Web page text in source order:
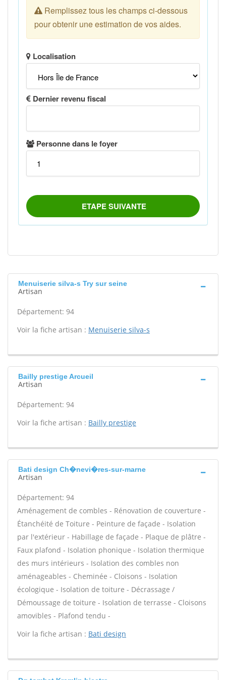
Menuiserie silva-s Try sur seine
Artisan
Département: 94
Voir la fiche artisan : Menuiserie silva-s
Bailly prestige Arcueil
Artisan
Département: 94
Voir la fiche artisan : Bailly prestige
Bati design Ch�nevi�res-sur-marne
Artisan
Département: 94
Aménagement de combles - Rénovation de couverture -
Étanchéité de Toiture - Peinture de façade - Isolation
par l'extérieur - Habillage de façade - Plaque de plâtre -
Faux plafond - Isolation phonique - Isolation thermique
des murs intérieurs - Isolation des combles non
aménageables - Cheminée - Cloisons - Isolation
écologique - Isolation de toiture - Décrassage /
Démoussage de toiture - Isolation de terrasse - Cloisons
amovibles - Plafond tendu -
Voir la fiche artisan : Bati design